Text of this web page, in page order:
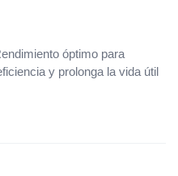
óptimo para
y prolonga la vida útil